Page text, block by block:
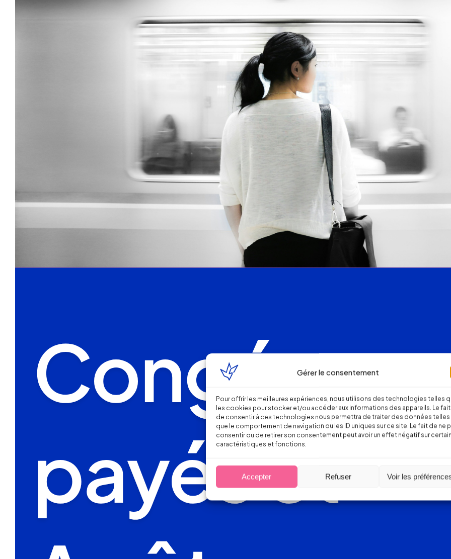
Gérer le consentement
Pour offrir les meilleures expériences, nous utilisons des technologies telles
les cookies pour stocker et/ou accéder aux informations des appareils. Le fait
de consentir à ces technologies nous permettra de traiter des données telles
que le comportement de navigation ou les ID uniques sur ce site. Le fait de ne
consentir ou de retirer son consentement peut avoir un effet négatif sur
caractéristiques et fonctions.
Accepter Refuser Voir les